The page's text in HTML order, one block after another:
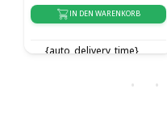
IN DEN WARENKORB
{auto_delivery_time}